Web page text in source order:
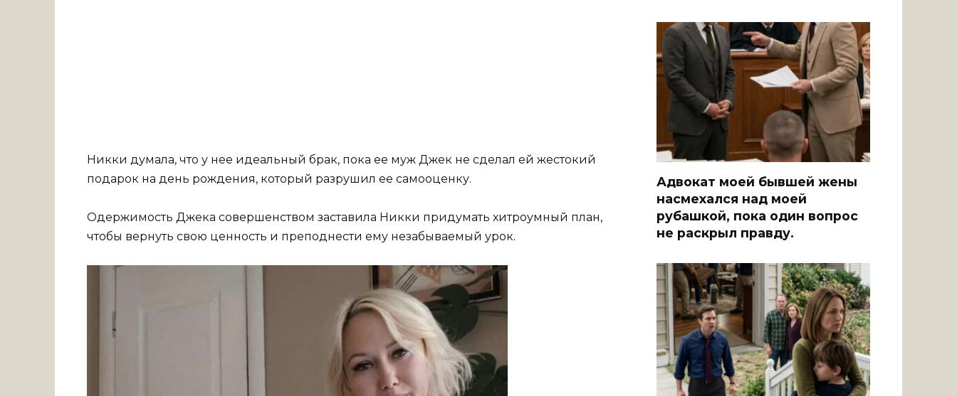
Никки думала, что у нее идеальный брак, пока ее муж Джек не сделал ей жестокий
подарок на день рождения, который разрушил ее самооценку.
Одержимость Джека совершенством заставила Никки придумать хитроумный план,
чтобы вернуть свою ценность и преподнести ему незабываемый урок.
Адвокат моей бывшей жены
насмехался над моей
рубашкой, пока один вопрос
не раскрыл правду.